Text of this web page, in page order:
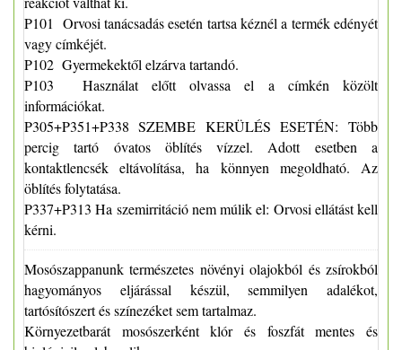
P101 Orvosi tanácsadás esetén tartsa kéznél a termék edényét
vagy címkéjét.
P102 Gyermekektől elzárva tartandó.
P103 Használat előtt olvassa el a címkén közölt
információkat.
P305+P351+P338 SZEMBE KERÜLÉS ESETÉN: Több
percig tartó óvatos öblítés vízzel. Adott esetben a
kontaktlencsék eltávolítása, ha könnyen megoldható. Az
öblítés folytatása.
P337+P313 Ha szemirritáció nem múlik el: Orvosi ellátást kell
kérni.
Mosószappanunk természetes növényi olajokból és zsírokból
hagyományos eljárással készül, semmilyen adalékot,
tartósítószert és színezéket sem tartalmaz.
Környezetbarát mosószerként klór és foszfát mentes és